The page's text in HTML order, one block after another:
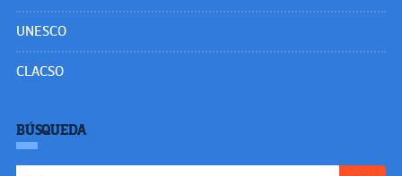
UNESCO
CLACSO
BÚSQUEDA